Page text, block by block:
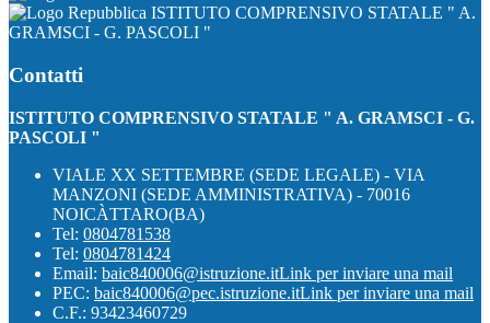
ISTITUTO COMPRENSIVO STATALE " A.
GRAMSCI - G. PASCOLI "
Contatti
ISTITUTO COMPRENSIVO STATALE " A. GRAMSCI - G.
PASCOLI "
VIALE XX SETTEMBRE (SEDE LEGALE) - VIA
MANZONI (SEDE AMMINISTRATIVA) - 70016
NOICÀTTARO(BA)
Tel: 0804781538
Tel: 0804781424
Email: baic840006@istruzione.itLink per inviare una mail
PEC: baic840006@pec.istruzione.itLink per inviare una mail
C.F.: 93423460729